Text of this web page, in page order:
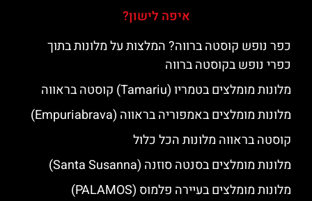
איפה לישון?
כפר נופש קוסטה ברווה? המלצות על מלונות בתוך
כפרי נופש בקוסטה ברווה
מלונות מומלצים בטמריו (Tamariu) קוסטה בראווה
מלונות מומלצים באמפוריה בראווה (Empuriabrava)
קוסטה בראווה מלונות הכל כלול
מלונות מומלצים בסנטה סוזנה (Santa Susanna)
מלונות מומלצים בעיירה פלמוס (PALAMOS)